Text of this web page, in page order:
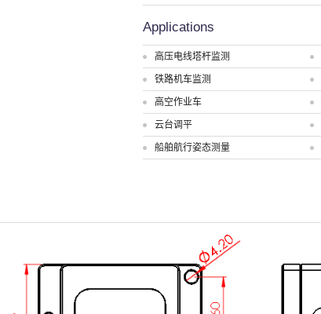
Applications
高压电线塔杆监测
铁路机车监测
高空作业车
云台调平
船舶航行姿态测量